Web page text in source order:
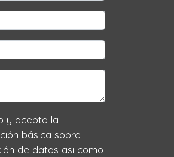
acepto la
básica sobre
protección de datos asi como